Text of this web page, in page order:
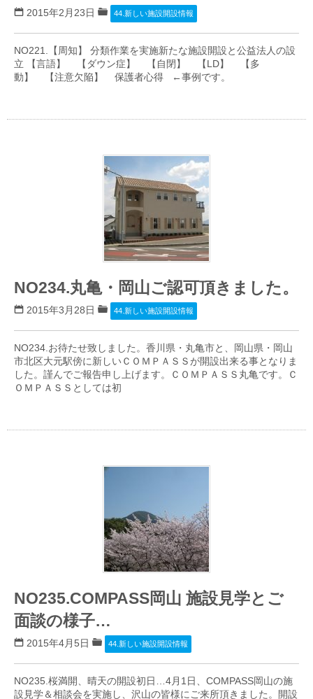
2015年2月23日 44.新しい施設開設情報
NO221.【周知】 分類作業を実施新たな施設開設と公益法人の設
立 【言語】 【ダウン症】 【自閉】 【LD】 【多
動】 【注意欠陥】 保護者心得 ←事例です。
NO234.丸亀・岡山ご認可頂きました。
2015年3月28日 44.新しい施設開設情報
NO234.お待たせ致しました。香川県・丸亀市と、岡山県・岡山
市北区大元駅傍に新しいＣＯＭＰＡＳＳが開設出来る事となりま
した。謹んでご報告申し上げます。ＣＯＭＰＡＳＳ丸亀です。Ｃ
ＯＭＰＡＳＳとしては初
NO235.COMPASS岡山 施設見学とご
面談の様子…
2015年4月5日 44.新しい施設開設情報
NO235.桜満開、晴天の開設初日…4月1日、COMPASS岡山の施
設見学＆相談会を実施し、沢山の皆様にご来所頂きました。開設